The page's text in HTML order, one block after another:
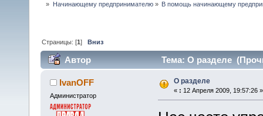
» Начинающему предпринимателю» В помощь начинающему
Страницы: [1]Вниз
Автор Тема: О разделе
IvanOFF
Администратор
О разделе
« : 12 Апреля 2009, 19:57:26 »